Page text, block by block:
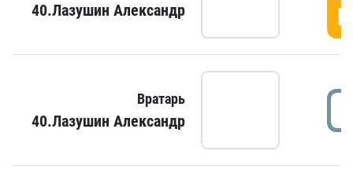
40.Лазушин Александр
Вратарь
40.Лазушин Александр